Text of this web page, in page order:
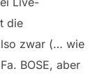
die
zwar (… wie
BOSE, aber